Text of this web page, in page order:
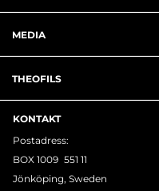
MEDIA
THEOFILS
KONTAKT
Postadress:
BOX 1009 551 11
Jönköping, Sweden